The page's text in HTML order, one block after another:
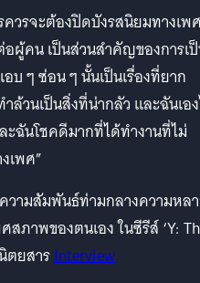
ควรจะต้องปิดบังรสนิยมทางเพ
ผู้คน เป็นส่วนสำคัญของการเ
บ ๆ ซ่อน ๆ นั้นเป็นเรื่องที่ยาก
ล้วนเป็นสิ่งที่น่ากลัว และฉันเอ
ะฉันโชคดีมากที่ได้ทำงานที่ไม่
เพศ”
วามสัมพันธ์ท่ามกลางความหล
ภาพของตนเอง ในซีรีส์ ‘Y:
ตยสารInterview